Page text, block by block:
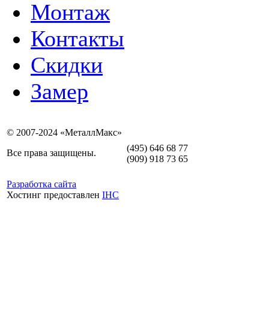
Монтаж
Контакты
Скидки
Замер
© 2007-2024 «МеталлМакс»
Все права защищены.
Разработка сайта
Хостинг предоставлен IHC
(495) 646 68 77
(909) 918 73 65